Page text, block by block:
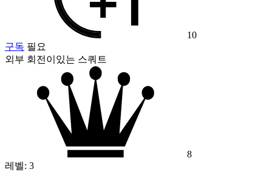
10
구독 필요
외부 회전이있는 스쿼트
8
레벨: 3